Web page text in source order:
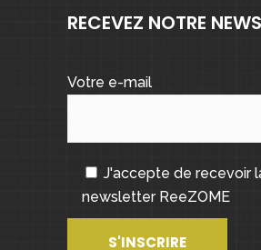
RECEVEZ NOTRE
Votre e-mail
J'accepte de recevoir
newsletter ReeZOME